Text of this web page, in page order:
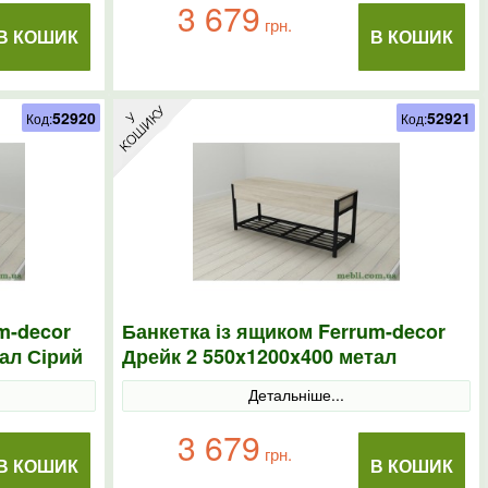
КОШИК В КОШИК
3 679 грн.
decor
Сірий
КОШИК
Код:52920
Банкетка із ящиком Ferrum-decor
Дрейк 2 550x1200x400 метал
Чорний ДСП Сонома
Детальніше...
В КОШИК
3 679 грн.
Код:52921